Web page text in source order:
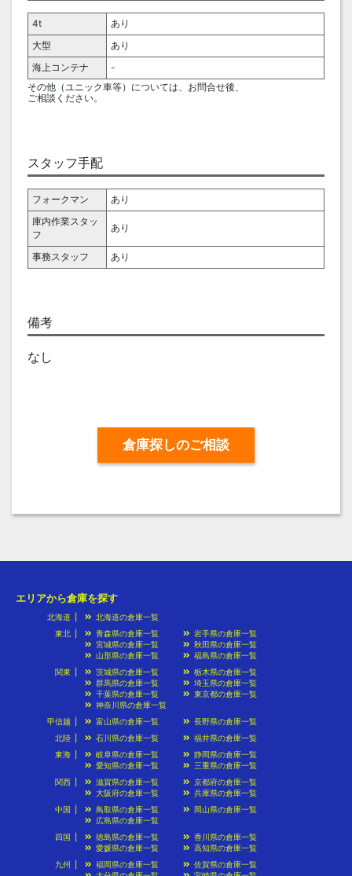
4t
あり
大型
あり
海上コンテナ
-
その他（ユニック車等）については、お問合せ後、
ご相談ください。
スタッフ手配
フォークマン
あり
庫内作業スタッ
フ
あり
事務スタッフ あり
備考
なし
倉庫探しのご相談
エリアから倉庫を探す
北海道
北海道の倉庫一覧
東北
青森県の倉庫一覧
岩手県の倉庫一覧
宮城県の倉庫一覧
秋田県の倉庫一覧
山形県の倉庫一覧
福島県の倉庫一覧
関東
茨城県の倉庫一覧
栃木県の倉庫一覧
群馬県の倉庫一覧
埼玉県の倉庫一覧
千葉県の倉庫一覧
東京都の倉庫一覧
神奈川県の倉庫一覧
甲信越
富山県の倉庫一覧
長野県の倉庫一覧
北陸
石川県の倉庫一覧
福井県の倉庫一覧
東海
岐阜県の倉庫一覧
静岡県の倉庫一覧
愛知県の倉庫一覧
三重県の倉庫一覧
関西
滋賀県の倉庫一覧
京都府の倉庫一覧
大阪府の倉庫一覧
兵庫県の倉庫一覧
中国
鳥取県の倉庫一覧
岡山県の倉庫一覧
広島県の倉庫一覧
四国
徳島県の倉庫一覧
香川県の倉庫一覧
愛媛県の倉庫一覧
高知県の倉庫一覧
九州
福岡県の倉庫一覧
佐賀県の倉庫一覧